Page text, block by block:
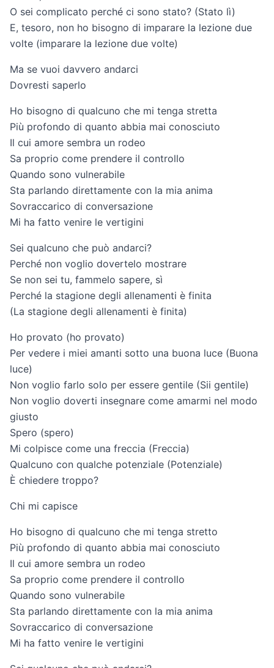
O sei complicato perché ci sono stato? (Stato lì)
E, tesoro, non ho bisogno di imparare la lezione due
volte (imparare la lezione due volte)
Ma se vuoi davvero andarci
Dovresti saperlo
Ho bisogno di qualcuno che mi tenga stretta
Più profondo di quanto abbia mai conosciuto
Il cui amore sembra un rodeo
Sa proprio come prendere il controllo
Quando sono vulnerabile
Sta parlando direttamente con la mia anima
Sovraccarico di conversazione
Mi ha fatto venire le vertigini
Sei qualcuno che può andarci?
Perché non voglio dovertelo mostrare
Se non sei tu, fammelo sapere, sì
Perché la stagione degli allenamenti è finita
(La stagione degli allenamenti è finita)
Ho provato (ho provato)
Per vedere i miei amanti sotto una buona luce (Buona
luce)
Non voglio farlo solo per essere gentile (Sii gentile)
Non voglio doverti insegnare come amarmi nel modo
giusto
Spero (spero)
Mi colpisce come una freccia (Freccia)
Qualcuno con qualche potenziale (Potenziale)
È chiedere troppo?
Chi mi capisce
Ho bisogno di qualcuno che mi tenga stretto
Più profondo di quanto abbia mai conosciuto
Il cui amore sembra un rodeo
Sa proprio come prendere il controllo
Quando sono vulnerabile
Sta parlando direttamente con la mia anima
Sovraccarico di conversazione
Mi ha fatto venire le vertigini